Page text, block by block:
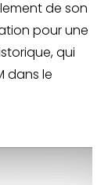
de son
pour une
qui
dans le